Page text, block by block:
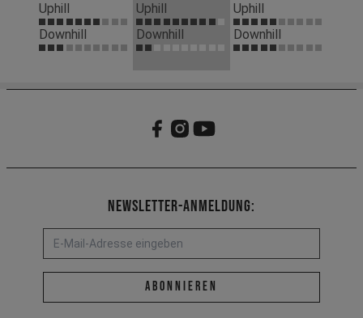
Uphill
Downhill
Uphill
Downhill
Uphill
Downhill
Newsletter-Anmeldung:
E-Mail-Adresse *
abonnieren